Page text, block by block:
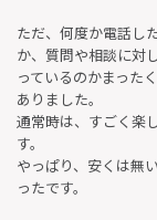
ただ、何度か電話し
か、質問や相談に対
っているのかまった
ありました。
通常時は、すごく楽
す。
やっぱり、安くは無
ったです。